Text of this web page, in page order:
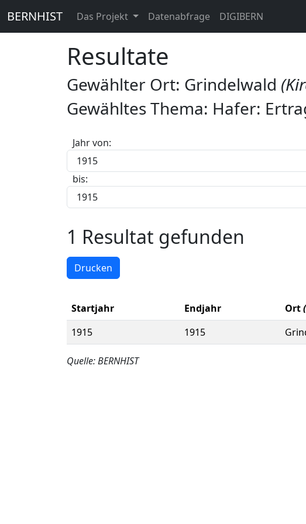
BERNHIST Das Projekt Datenabfrage DIGIBERN
Resultate
Gewählter Ort: Grindelwald
Gewähltes Thema: Hafer:
Jahr von:
bis:
1 Resultat gefunden
Drucken
Startjahr Endjahr Ort
1915
1915
Quelle: BERNHIST